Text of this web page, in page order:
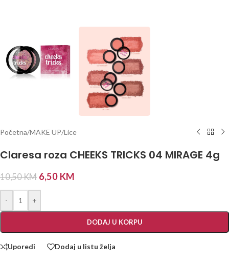
Početna/MAKE UP/Lice
Claresa roza CHEEKS TRICKS 04 MIRAGE 4g
10,50KM 6,50 KM
- +
DODAJ U KORPU
Uporedi Dodaj u listu želja